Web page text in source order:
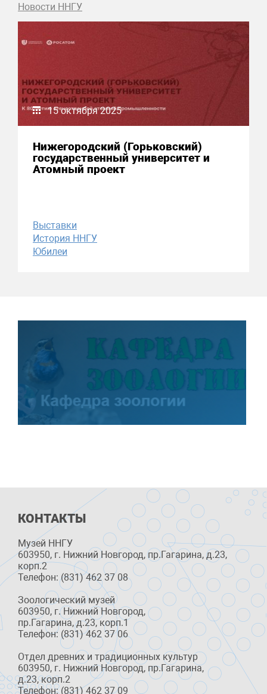
Новости ННГУ
15 октября 2025
Нижегородский (Горьковский)
государственный университет и
Атомный проект
Выставки
История ННГУ
Юбилеи
КОНТАКТЫ
Музей ННГУ
603950, г. Нижний Новгород, пр.Гагарина, д.23,
корп.2
Телефон: (831) 462 37 08
Зоологический музей
603950, г. Нижний Новгород,
пр.Гагарина, д.23, корп.1
Телефон: (831) 462 37 06
Отдел древних и традиционных культур
603950, г. Нижний Новгород, пр.Гагарина,
д.23, корп.2
Телефон: (831) 462 37 09